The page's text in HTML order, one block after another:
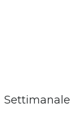
Settimanale